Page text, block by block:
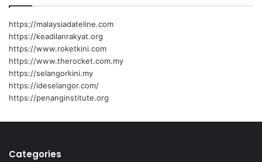
D
m
e
r
a
https://malaysiadateline.com
https://keadilanrakyat.org
https://www.roketkini.com
https://www.therocket.com.my
https://selangorkini.my
https://ideselangor.com/
https://penanginstitute.org
Categories